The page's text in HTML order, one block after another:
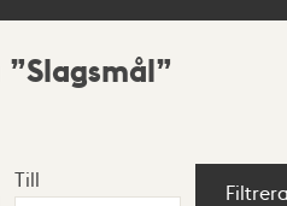
Slagsmål
Till